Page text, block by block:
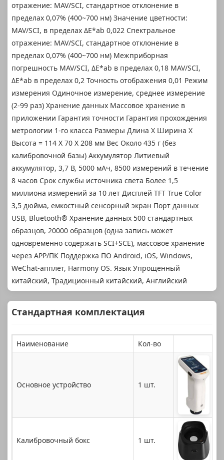
отражение: MAV/SCI, стандартное отклонение в
пределах 0,07% (400~700 нм) Значение цветности:
MAV/SCI, в пределах ΔE*ab 0,022 Спектральное
отражение: MAV/SCI, стандартное отклонение в
пределах 0,07% (400~700 нм) Межприборная
погрешность MAV/SCI, ΔE*ab в пределах 0,18 MAV/SCI,
ΔE*ab в пределах 0,2 Точность отображения 0,01 Режим
измерения Одиночное измерение, среднее измерение
(2-99 раз) Хранение данных Массовое хранение в
приложении Гарантия точности Гарантия прохождения
метрологии 1-го класса Размеры Длина X Ширина X
Высота = 114 X 70 X 208 мм Вес Около 435 г (без
калибровочной базы) Аккумулятор Литиевый
аккумулятор, 3,7 В, 5000 мАч, 8500 измерений в течение
8 часов Срок службы источника света Более 1,5
миллиона измерений за 10 лет Дисплей TFT True Color
3,5 дюйма, емкостный сенсорный экран Порт данных
USB, Bluetooth® Хранение данных 500 стандартных
образцов, 20000 образцов (одна запись может
одновременно содержать SCI+SCE), массовое хранение
через APP/ПК Поддержка ПО Android, iOS, Windows,
WeChat-апплет, Harmony OS. Язык Упрощенный
китайский, Традиционный китайский, Английский
Стандартная комплектация
Наименование Кол-во
Основное устройство 1 шт.
Калибровочный бокс 1 шт.